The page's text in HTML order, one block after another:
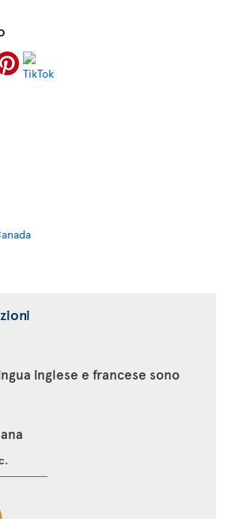
inglese e francese sono